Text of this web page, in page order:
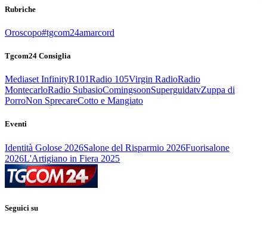
Rubriche
Oroscopo#tgcom24amarcord
Tgcom24 Consiglia
Mediaset InfinityR101Radio 105Virgin RadioRadio
MontecarloRadio SubasioComingsoonSuperguidatvZuppa di
PorroNon SprecareCotto e Mangiato
Eventi
Identità Golose 2026Salone del Risparmio 2026Fuorisalone
2026L'Artigiano in Fiera 2025
Seguici su